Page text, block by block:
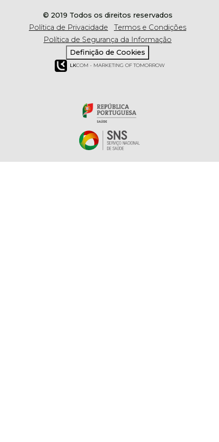
© 2019 Todos os direitos reservados
Política de Privacidade
Termos e Condições
Política de Segurança da Informação
Definição de Cookies
LKCOM - MARKETING OF TOMORROW